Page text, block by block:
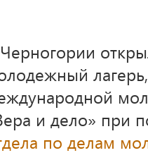
и дело» при
по делам